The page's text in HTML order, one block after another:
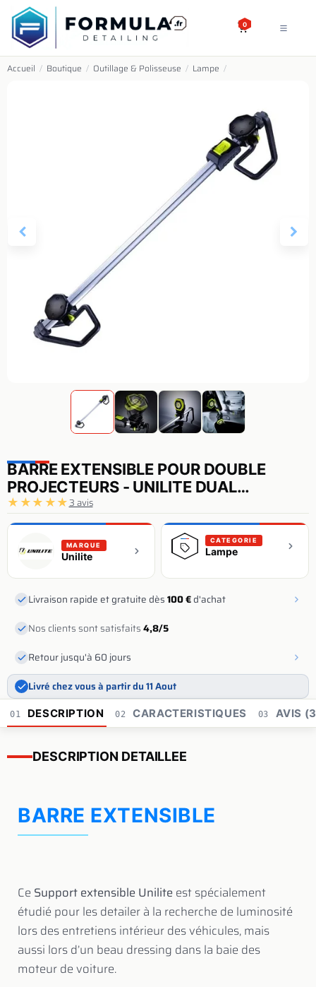
SE RENDRE AU CONTENU
0
Accueil / Boutique / Outillage & Polisseuse / Lampe /
BARRE EXTENSIBLE POUR DOUBLE
PROJECTEURS - UNILITE DUAL
MAGNETIC
★ ★★ ★★3 avis
MARQUE
Unilite
CATEGORIE
Lampe
Livraison rapide et gratuite dès100 €d'achat
Nos clients sont satisfaits4,8/5
Retour jusqu'à 60 jours
Livré chez vous à partir du 11 Aout
01 DESCRIPTION 02 CARACTERISTIQUES 03 AVIS
DESCRIPTION DETAILLEE
BARRE EXTENSIBLE
Ce Support extensible Uniliteest spécialement
étudié pour les detailer à la recherche de luminosité
lors des entretiens intérieur des véhicules, mais
aussi lors d’un beau dressing dans la baie des
moteur de voiture.